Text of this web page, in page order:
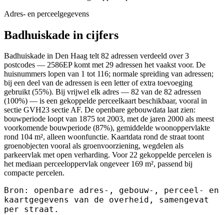
Adres- en perceelgegevens
Badhuiskade in cijfers
Badhuiskade in Den Haag telt 82 adressen verdeeld over 3
postcodes — 2586EP komt met 29 adressen het vaakst voor. De
huisnummers lopen van 1 tot 116; normale spreiding van adressen;
bij een deel van de adressen is een letter of extra toevoeging
gebruikt (55%). Bij vrijwel elk adres — 82 van de 82 adressen
(100%) — is een gekoppelde perceelkaart beschikbaar, vooral in
sectie GVH23 sectie AF. De openbare gebouwdata laat zien:
bouwperiode loopt van 1875 tot 2003, met de jaren 2000 als meest
voorkomende bouwperiode (87%), gemiddelde woonoppervlakte
rond 104 m², alleen woonfunctie. Kaartdata rond de straat toont
groenobjecten vooral als groenvoorziening, wegdelen als
parkeervlak met open verharding. Voor 22 gekoppelde percelen is
het mediaan perceeloppervlak ongeveer 169 m², passend bij
compacte percelen.
Bron: openbare adres-, gebouw-, perceel- en
kaartgegevens van de overheid, samengevat
per straat.